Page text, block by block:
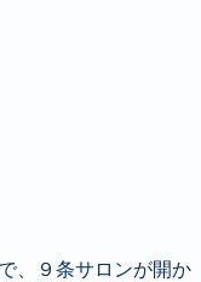
、９条サロンが開か